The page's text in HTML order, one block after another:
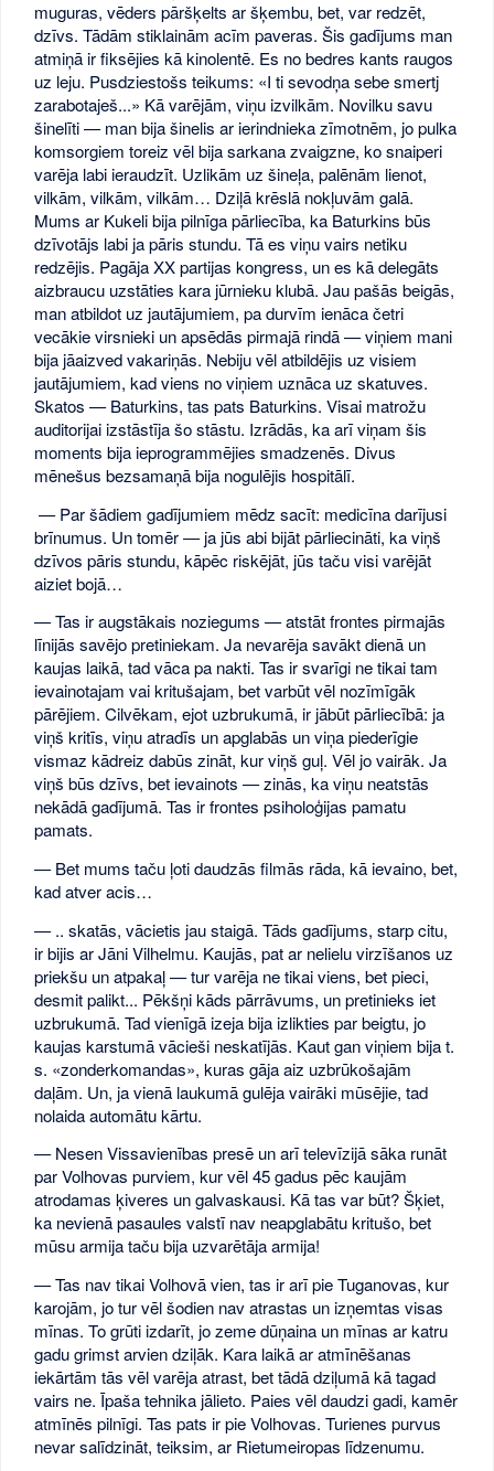
muguras, vēders pāršķelts ar šķembu, bet, var redzēt,
dzīvs. Tādām stiklainām acīm paveras. Šis gadījums man
atmiņā ir fiksējies kā kinolentē. Es no bedres kants raugos
uz leju. Pusdziestošs teikums: «I ti sevodņa sebe smertj
zarabotaješ...» Kā varējām, viņu izvilkām. Novilku savu
šinelīti — man bija šinelis ar ierindnieka zīmotnēm, jo pulka
komsorgiem toreiz vēl bija sarkana zvaigzne, ko snaiperi
varēja labi ieraudzīt. Uzlikām uz šineļa, palēnām lienot,
vilkām, vilkām, vilkām… Dziļā krēslā nokļuvām galā.
Mums ar Kukeli bija pilnīga pārliecība, ka Baturkins būs
dzīvotājs labi ja pāris stundu. Tā es viņu vairs netiku
redzējis. Pagāja XX partijas kongress, un es kā delegāts
aizbraucu uzstāties kara jūrnieku klubā. Jau pašās beigās,
man atbildot uz jautājumiem, pa durvīm ienāca četri
vecākie virsnieki un apsēdās pirmajā rindā — viņiem mani
bija jāaizved vakariņās. Nebiju vēl atbildējis uz visiem
jautājumiem, kad viens no viņiem uznāca uz skatuves.
Skatos — Baturkins, tas pats Baturkins. Visai matrožu
auditorijai izstāstīja šo stāstu. Izrādās, ka arī viņam šis
moments bija ieprogrammējies smadzenēs. Divus
mēnešus bezsamaņā bija nogulējis hospitālī.
— Par šādiem gadījumiem mēdz sacīt: medicīna darījusi
brīnumus. Un tomēr — ja jūs abi bijāt pārliecināti, ka viņš
dzīvos pāris stundu, kāpēc riskējāt, jūs taču visi varējāt
aiziet bojā…
— Tas ir augstākais noziegums — atstāt frontes pirmajās
līnijās savējo pretiniekam. Ja nevarēja savākt dienā un
kaujas laikā, tad vāca pa nakti. Tas ir svarīgi ne tikai tam
ievainotajam vai kritušajam, bet varbūt vēl nozīmīgāk
pārējiem. Cilvēkam, ejot uzbrukumā, ir jābūt pārliecībā: ja
viņš kritīs, viņu atradīs un apglabās un viņa piederīgie
vismaz kādreiz dabūs zināt, kur viņš guļ. Vēl jo vairāk. Ja
viņš būs dzīvs, bet ievainots — zinās, ka viņu neatstās
nekādā gadījumā. Tas ir frontes psiholoģijas pamatu
pamats.
— Bet mums taču ļoti daudzās filmās rāda, kā ievaino, bet,
kad atver acis…
— .. skatās, vācietis jau staigā. Tāds gadījums, starp citu,
ir bijis ar Jāni Vilhelmu. Kaujās, pat ar nelielu virzīšanos uz
priekšu un atpakaļ — tur varēja ne tikai viens, bet pieci,
desmit palikt... Pēkšņi kāds pārrāvums, un pretinieks iet
uzbrukumā. Tad vienīgā izeja bija izlikties par beigtu, jo
kaujas karstumā vācieši neskatījās. Kaut gan viņiem bija t.
s. «zonderkomandas», kuras gāja aiz uzbrūkošajām
daļām. Un, ja vienā laukumā gulēja vairāki mūsējie, tad
nolaida automātu kārtu.
— Nesen Vissavienības presē un arī televīzijā sāka runāt
par Volhovas purviem, kur vēl 45 gadus pēc kaujām
atrodamas ķiveres un galvaskausi. Kā tas var būt? Šķiet,
ka nevienā pasaules valstī nav neapglabātu kritušo, bet
mūsu armija taču bija uzvarētāja armija!
— Tas nav tikai Volhovā vien, tas ir arī pie Tuganovas, kur
karojām, jo tur vēl šodien nav atrastas un izņemtas visas
mīnas. To grūti izdarīt, jo zeme dūņaina un mīnas ar katru
gadu grimst arvien dziļāk. Kara laikā ar atmīnēšanas
iekārtām tās vēl varēja atrast, bet tādā dziļumā kā tagad
vairs ne. Īpaša tehnika jālieto. Paies vēl daudzi gadi, kamēr
atmīnēs pilnīgi. Tas pats ir pie Volhovas. Turienes purvus
nevar salīdzināt, teiksim, ar Rietumeiropas līdzenumu.